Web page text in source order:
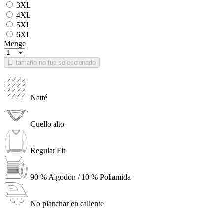
3XL
4XL
5XL
6XL
Menge
El tamaño no fue seleccionado
Natté
Cuello alto
Regular Fit
90 % Algodón / 10 % Poliamida
No planchar en caliente